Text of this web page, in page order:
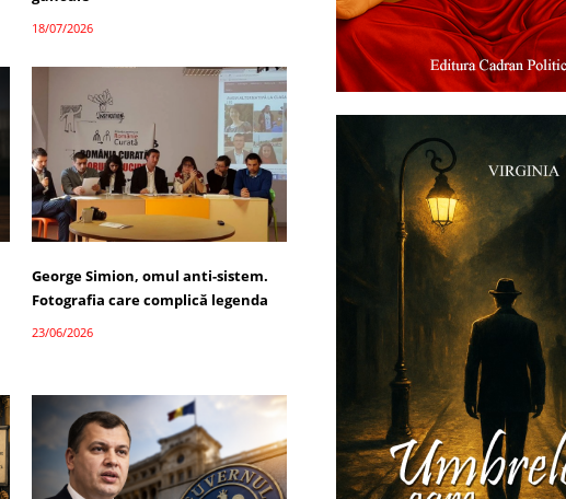
18/07/2026
George Simion, omul anti-sistem.
Fotografia care complică legenda
23/06/2026